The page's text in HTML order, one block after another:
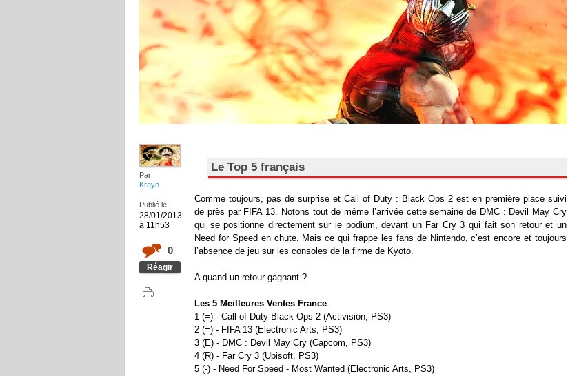
Par
Krayo
Publié le
28/01/2013
à 11h53
0
Réagir
Le Top 5 français
Comme toujours, pas de surprise et Call of Duty : Black Ops 2 est en première place suivi
de près par FIFA 13. Notons tout de même l’arrivée cette semaine de DMC : Devil May Cry
qui se positionne directement sur le podium, devant un Far Cry 3 qui fait son retour et un
Need for Speed en chute. Mais ce qui frappe les fans de Nintendo, c’est encore et toujours
l’absence de jeu sur les consoles de la firme de Kyoto.
A quand un retour gagnant ?
Les 5 Meilleures Ventes France
1 (=) - Call of Duty Black Ops 2 (Activision, PS3)
2 (=) - FIFA 13 (Electronic Arts, PS3)
3 (E) - DMC : Devil May Cry (Capcom, PS3)
4 (R) - Far Cry 3 (Ubisoft, PS3)
5 (-) - Need For Speed - Most Wanted (Electronic Arts, PS3)